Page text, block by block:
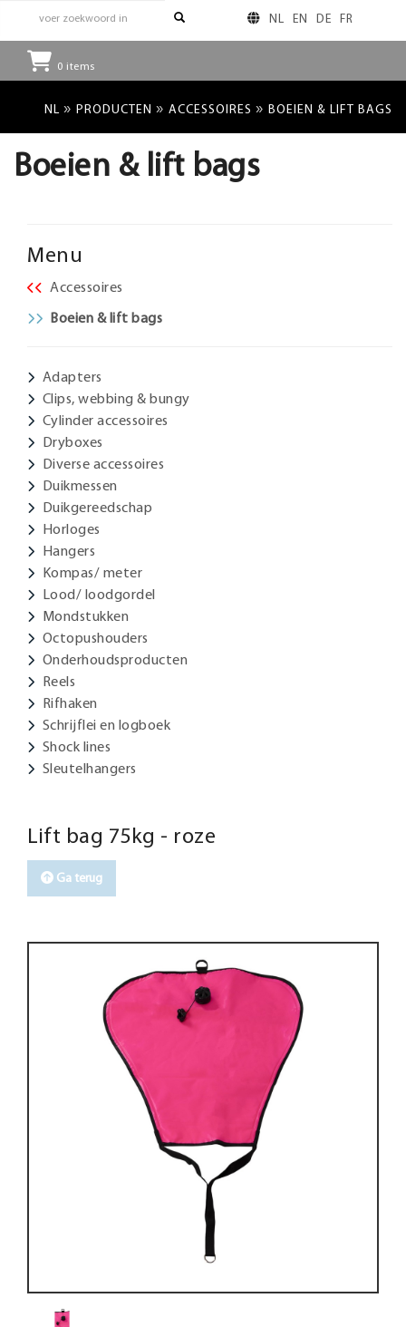
NL EN DE FR
0 items
NL » PRODUCTEN » ACCESSOIRES » BOEIEN & LIFT BAGS
Boeien & lift bags
Menu
Accessoires
Boeien & lift bags
Adapters
Clips, webbing & bungy
Cylinder accessoires
Dryboxes
Diverse accessoires
Duikmessen
Duikgereedschap
Horloges
Hangers
Kompas/ meter
Lood/ loodgordel
Mondstukken
Octopushouders
Onderhoudsproducten
Reels
Rifhaken
Schrijflei en logboek
Shock lines
Sleutelhangers
Lift bag 75kg - roze
Ga terug